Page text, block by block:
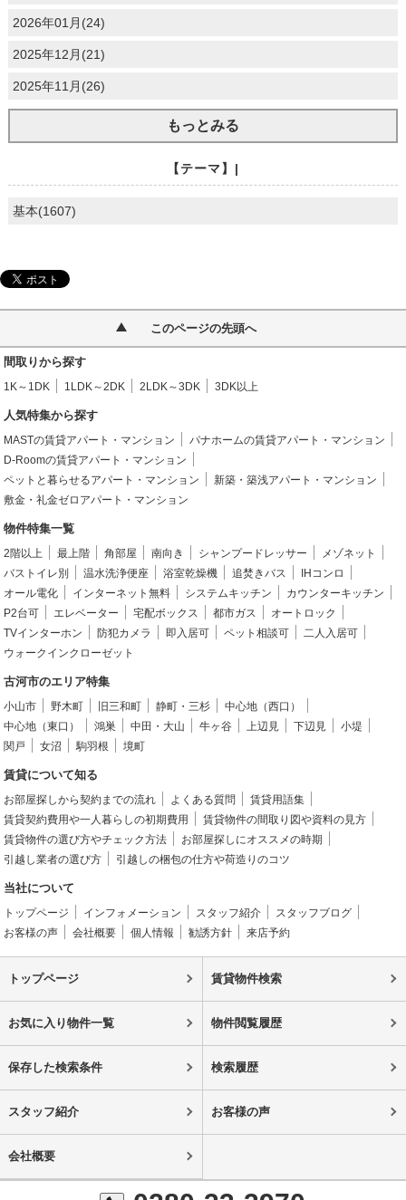
2026年01月(24)
2025年12月(21)
2025年11月(26)
もっとみる
【テーマ】|
基本(1607)
このページの先頭へ
間取りから探す
1K～1DK 1LDK～2DK 2LDK～3DK 3DK以上
人気特集から探す
MASTの賃貸アパート・マンション
パナホームの賃貸アパート・マンション
D-Roomの賃貸アパート・マンション
ペットと暮らせるアパート・マンション
新築・築浅アパート・マンション
敷金・礼金ゼロアパート・マンション
物件特集一覧
2階以上 最上階 角部屋 南向き シャンプードレッサー
メゾネット
バストイレ別
温水洗浄便座 浴室乾燥機 追焚きバス
IHコンロ
オール電化
インターネット無料 システムキッチン
カウンターキッチン
P2台可
エレベーター 宅配ボックス 都市ガス
オートロック
TVインターホン
防犯カメラ 即入居可 ペット相談可
二人入居可
ウォークインクローゼット
古河市のエリア特集
小山市 野木町 旧三和町 静町・三杉
中心地（西口）
中心地（東口）
鴻巣 中田・大山 牛ヶ谷 上辺見 下辺見
小堤
関戸
女沼 駒羽根 境町
賃貸について知る
お部屋探しから契約までの流れ よくある質問
賃貸用語集
賃貸契約費用や一人暮らしの初期費用
賃貸物件の間取り図や資料の見方
賃貸物件の選び方やチェック方法
お部屋探しにオススメの時期
引越し業者の選び方
引越しの梱包の仕方や荷造りのコツ
当社について
トップページ インフォメーション スタッフ紹介
スタッフブログ
お客様の声
会社概要 個人情報 勧誘方針 来店予約
トップページ 賃貸物件検索
お気に入り物件一覧 物件閲覧履歴
保存した検索条件 検索履歴
スタッフ紹介 お客様の声
会社概要